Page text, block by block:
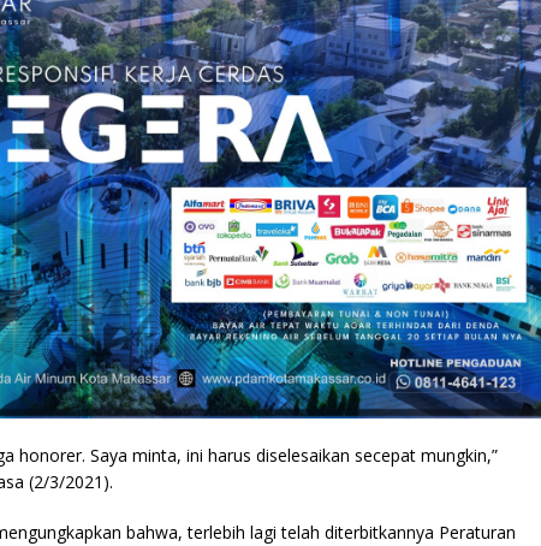
honorer. Saya minta, ini harus diselesaikan secepat mungkin,”
(2/3/2021).
bahwa, terlebih lagi telah diterbitkannya Peraturan